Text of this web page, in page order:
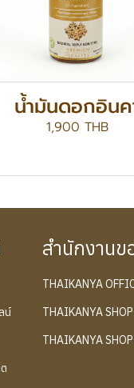
น้ำมันดอกอินค
1,900 THB
น์
สำนักงานข
THAIKANYA
THAIKANYA
THAIKANYA